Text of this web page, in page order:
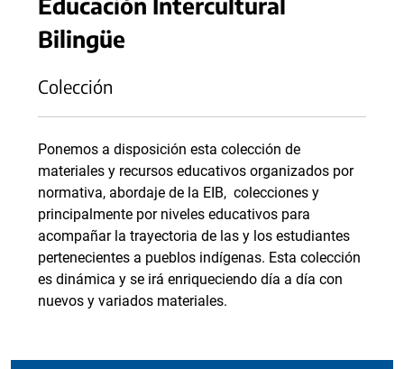
Bilingüe
Colección
Ponemos a disposición esta colección de
materiales y recursos educativos organizados por
normativa, abordaje de la EIB, colecciones y
principalmente por niveles educativos para
acompañar la trayectoria de las y los estudiantes
pertenecientes a pueblos indígenas. Esta colección
es dinámica y se irá enriqueciendo día a día con
nuevos y variados materiales.